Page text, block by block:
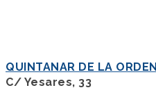
QUINTANAR DE LA ORDEN
C/ Yesares, 33